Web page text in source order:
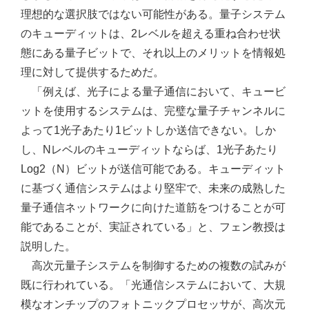
理想的な選択肢ではない可能性がある。量子システム
のキューディットは、2レベルを超える重ね合わせ状
態にある量子ビットで、それ以上のメリットを情報処
理に対して提供するためだ。
「例えば、光子による量子通信において、キュービ
ットを使用するシステムは、完璧な量子チャンネルに
よって1光子あたり1ビットしか送信できない。しか
し、Nレベルのキューディットならば、1光子あたり
Log2（N）ビットが送信可能である。キューディット
に基づく通信システムはより堅牢で、未来の成熟した
量子通信ネットワークに向けた道筋をつけることが可
能であることが、実証されている」と、フェン教授は
説明した。
高次元量子システムを制御するための複数の試みが
既に行われている。「光通信システムにおいて、大規
模なオンチップのフォトニックプロセッサが、高次元